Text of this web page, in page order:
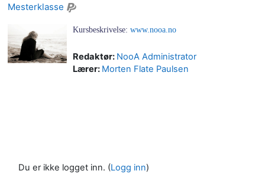
Mesterklasse
Kursbeskrivelse: www.nooa.no
Redaktør: NooA Administrator
Lærer: Morten Flate Paulsen
Du er ikke logget inn. (Logg inn)